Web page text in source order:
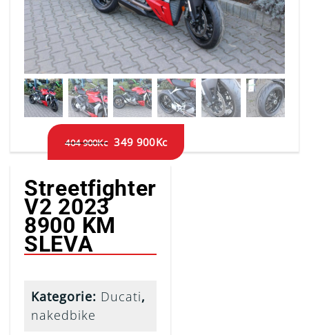
Streetfighter
V2 2023
8900 KM
SLEVA
404 900Kc 349 900Kc
Kategorie: Ducati,
nakedbike